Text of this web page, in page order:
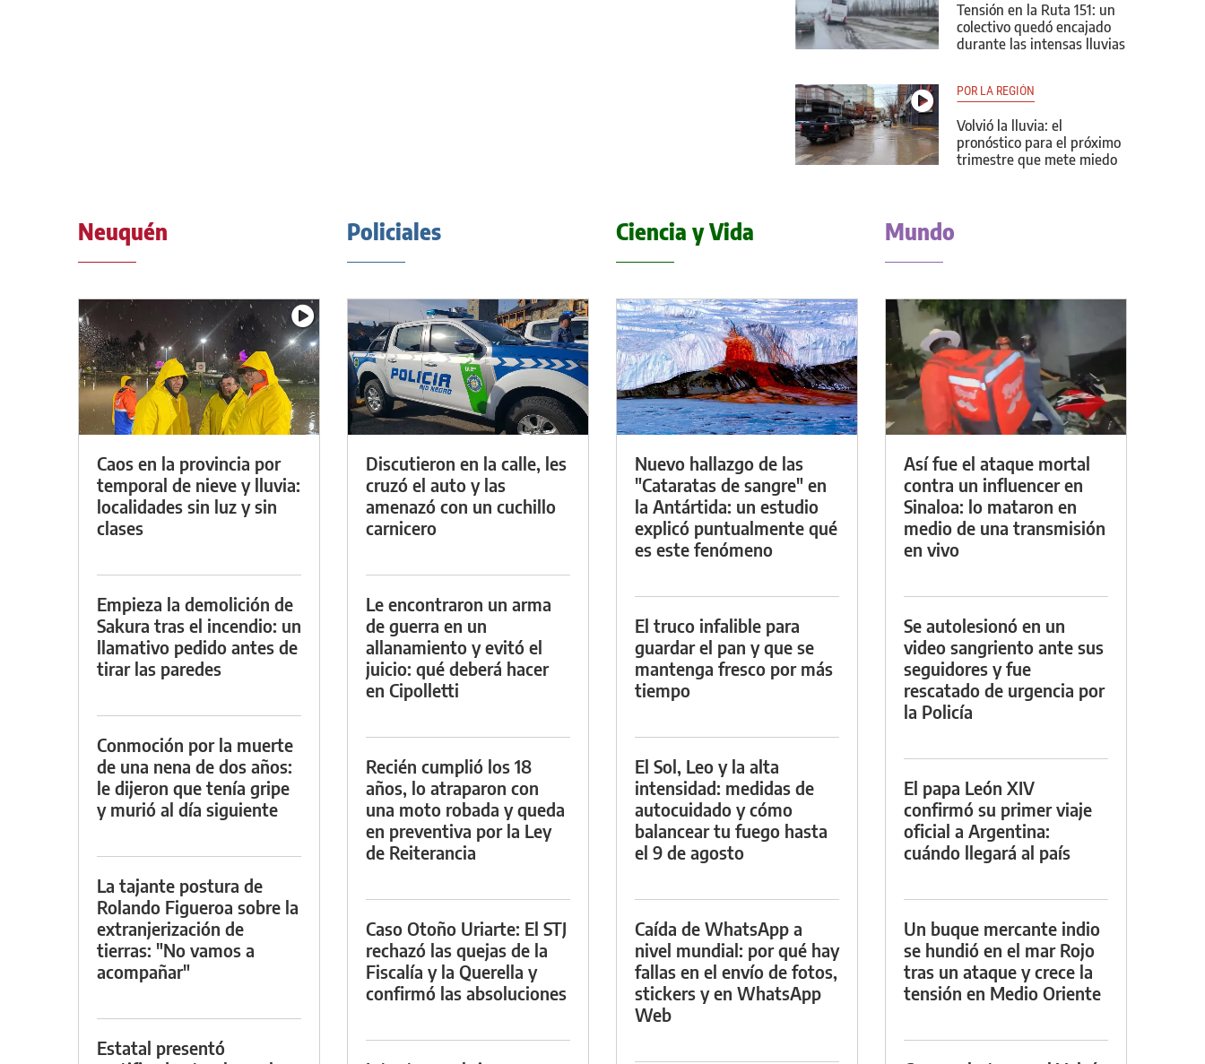
Tensión en la Ruta 151: un
colectivo quedó encajado
durante las intensas lluvias
POR LA REGIÓN
Volvió la lluvia: el
pronóstico para el próximo
trimestre que mete miedo
Neuquén
Caos en la provincia por
temporal de nieve y lluvia:
localidades sin luz y sin
clases
Empieza la demolición de
Sakura tras el incendio: un
llamativo pedido antes de
tirar las paredes
Conmoción por la muerte
de una nena de dos años:
le dijeron que tenía gripe
y murió al día siguiente
La tajante postura de
Rolando Figueroa sobre la
extranjerización de
tierras: "No vamos a
acompañar"
Estatal presentó
Policiales
Discutieron en la calle, les
cruzó el auto y las
amenazó con un cuchillo
carnicero
Le encontraron un arma
de guerra en un
allanamiento y evitó el
juicio: qué deberá hacer
en Cipolletti
Recién cumplió los 18
años, lo atraparon con
una moto robada y queda
en preventiva por la Ley
de Reiterancia
Caso Otoño Uriarte: El STJ
rechazó las quejas de la
Fiscalía y la Querella y
confirmó las absoluciones
Ciencia y Vida
Nuevo hallazgo de las
"Cataratas de sangre" en
la Antártida: un estudio
explicó puntualmente qué
es este fenómeno
El truco infalible para
guardar el pan y que se
mantenga fresco por más
tiempo
El Sol, Leo y la alta
intensidad: medidas de
autocuidado y cómo
balancear tu fuego hasta
el 9 de agosto
Caída de WhatsApp a
nivel mundial: por qué hay
fallas en el envío de fotos,
stickers y en WhatsApp
Web
Mundo
Así fue el ataque mortal
contra un influencer en
Sinaloa: lo mataron en
medio de una transmisión
en vivo
Se autolesionó en un
video sangriento ante sus
seguidores y fue
rescatado de urgencia por
la Policía
El papa León XIV
confirmó su primer viaje
oficial a Argentina:
cuándo llegará al país
Un buque mercante indio
se hundió en el mar Rojo
tras un ataque y crece la
tensión en Medio Oriente